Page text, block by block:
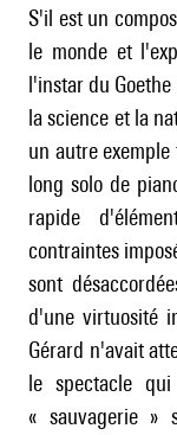
S'il est un
le monde et
l'instar du
la science et la
un autre
long solo de
rapide
contraintes
sont
d'une virtuosité
Gérard n'avait
le spectacle
« sauvagerie »